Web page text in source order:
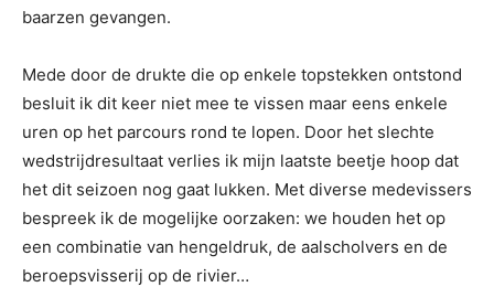
baarzen gevangen.
Mede door de drukte die op enkele topstekken ontstond
besluit ik dit keer niet mee te vissen maar eens enkele
uren op het parcours rond te lopen. Door het slechte
wedstrijdresultaat verlies ik mijn laatste beetje hoop dat
het dit seizoen nog gaat lukken. Met diverse medevissers
bespreek ik de mogelijke oorzaken: we houden het op
een combinatie van hengeldruk, de aalscholvers en de
beroepsvisserij op de rivier…